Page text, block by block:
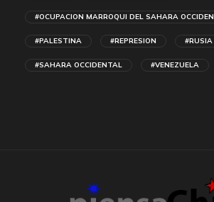
#OCUPACION MARROQUI DEL SAHARA
#PALESTINA #REPRESION #RUSIA
#SAHARA OCCIDENTAL #VENEZUELA